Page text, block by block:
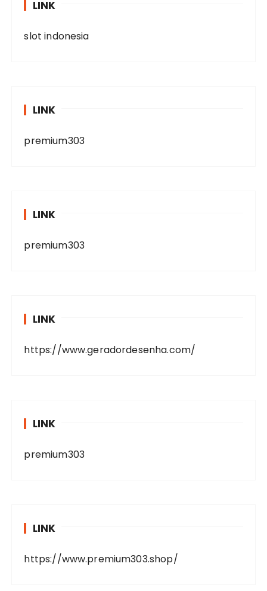
LINK
slot indonesia
LINK
premium303
LINK
premium303
LINK
https://www.geradordesenha.com/
LINK
premium303
LINK
https://www.premium303.shop/